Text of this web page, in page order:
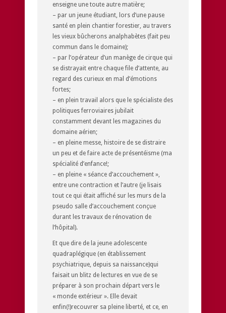
enseigne une toute autre matière;
– par un jeune étudiant, lors d’une pause
santé en plein chantier forestier, au travers
les vieux bûcherons analphabètes (fait peu
commun dans le domaine);
– par l’opérateur d’un manège de cirque qui
se distrayait entre chaque file d’attente, au
regard des curieux en mal d’émotions
fortes;
– en plein travail alors que le spécialiste des
politiques ferroviaires jubilait
constamment devant les magazines du
domaine aérien;
– en pleine messe, histoire de se distraire
un peu et de faire acte de présentéisme (ma
spécialité d’enfance!;
– en pleine « séance d’accouchement »,
entre une contraction et l’autre (je lisais
tout ce qui était affiché sur les murs de la
pseudo salle d’accouchement conçue
durant les travaux de rénovation de
l’hôpital).
Et que dire de la jeune adolescente
quadraplégique (en établissement
psychiatrique, depuis sa naissance)qui
faisait un blitz de lectures en vue de se
préparer à son prochain départ vers le
« monde extérieur ». Elle devait
enfin(!)recouvrer sa pleine liberté, et ce, en